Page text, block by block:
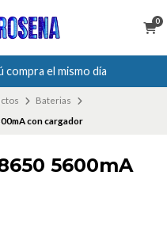
0
el mismo día
Baterias
con cargador
5600mA